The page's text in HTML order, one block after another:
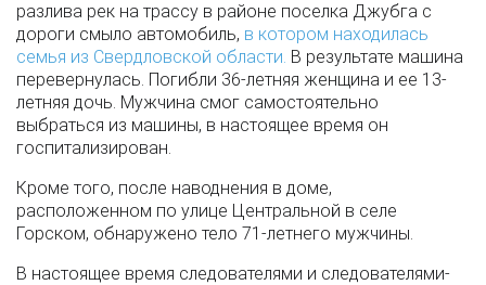
разлива рек на трассу в районе поселка Джубга с
дороги смыло автомобиль, в котором находилась
семья из Свердловской области. В результате машина
перевернулась. Погибли 36-летняя женщина и ее 13-
летняя дочь. Мужчина смог самостоятельно
выбраться из машины, в настоящее время он
госпитализирован.
Кроме того, после наводнения в доме,
расположенном по улице Центральной в селе
Горском, обнаружено тело 71-летнего мужчины.
В настоящее время следователями и следователями-